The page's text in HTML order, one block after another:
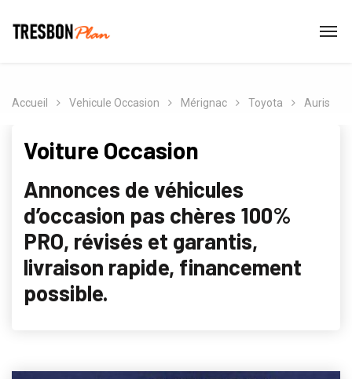
Accueil Vehicule Occasion Mérignac Toyota Auris
Voiture Occasion
Annonces de véhicules
d’occasion pas chères 100%
PRO, révisés et garantis,
livraison rapide, financement
possible.